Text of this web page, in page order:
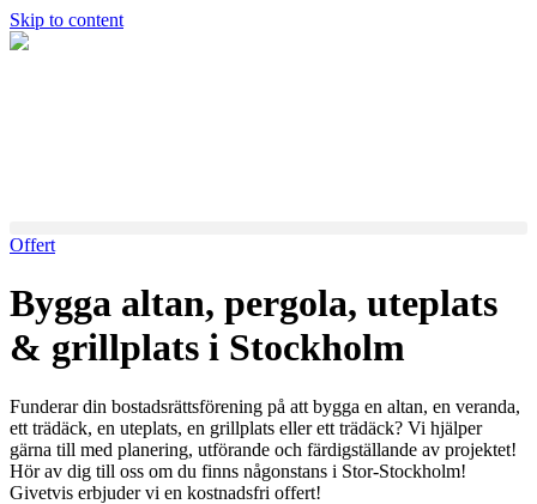
Skip to content
Offert
Bygga altan, pergola, uteplats
& grillplats i Stockholm
Funderar din bostadsrättsförening på att bygga en altan, en veranda,
ett trädäck, en uteplats, en grillplats eller ett trädäck? Vi hjälper
gärna till med planering, utförande och färdigställande av projektet!
Hör av dig till oss om du finns någonstans i Stor-Stockholm!
Givetvis erbjuder vi en kostnadsfri offert!